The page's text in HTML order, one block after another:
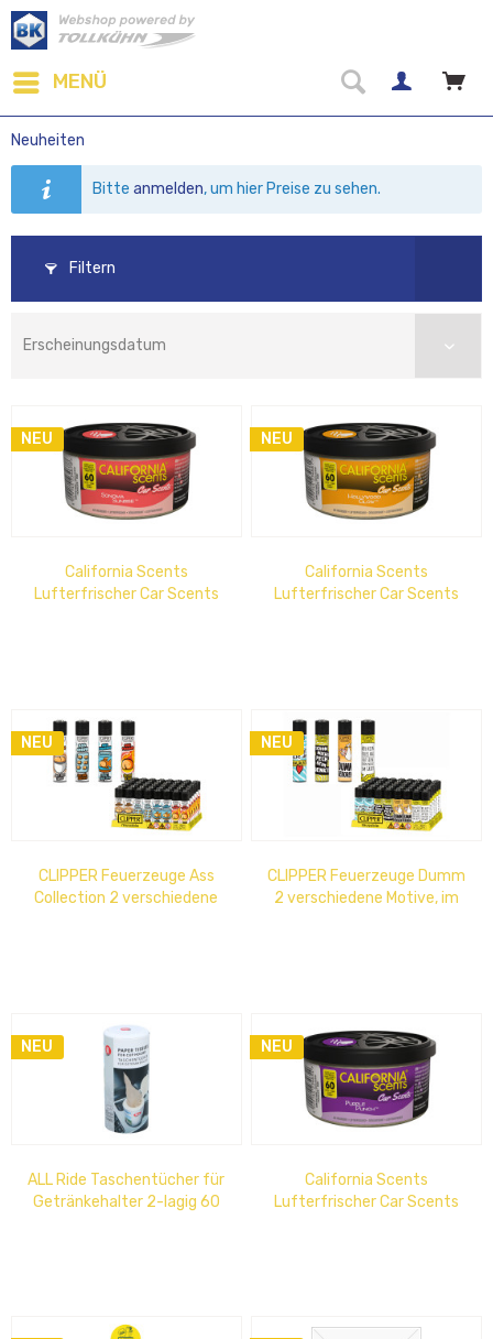
MENÜ
Neuheiten
Bitteanmelden, um hier Preise zu sehen.
Filtern
NEU
California Scents
Lufterfrischer Car Scents
NEU
California Scents
Lufterfrischer Car Scents
NEU
CLIPPER Feuerzeuge Ass
Collection 2 verschiedene
NEU
CLIPPER Feuerzeuge Dumm
2 verschiedene Motive, im
NEU
ALL Ride Taschentücher für
Getränkehalter 2-lagig 60
NEU
California Scents
Lufterfrischer Car Scents